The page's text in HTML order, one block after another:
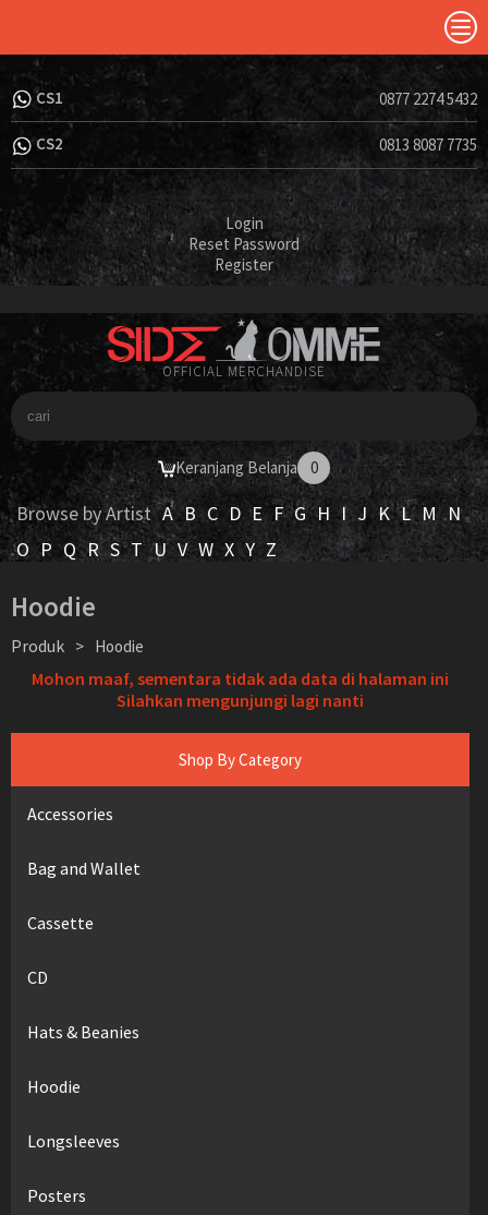
CS1 0877 2274 5432
CS2 0813 8087 7735
Login
Reset Password
Register
OFFICIAL MERCHANDISE
Keranjang Belanja 0
Browse by Artist A B C D E F G H I J K L M
N
O P Q R S T U V W X Y Z
Shop By Category
Accessories
Bag and Wallet
Cassette
CD
Hats & Beanies
Hoodie
Longsleeves
Posters
Hoodie
Produk > Hoodie
Mohon maaf, sementara tidak ada data di halaman ini
Silahkan mengunjungi lagi nanti